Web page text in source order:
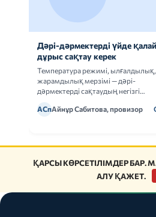
Дәрі-дәрмектерді үйде қалай
дұрыс сақтау керек
Температура режимі, ылғалдылық,
жарамдылық мерзімі — дәрі-
дәрмектерді сақтаудың негізгі
АСпАйнұр Сабитова, провизор
ҚАРСЫ КӨРСЕТІЛІМДЕР БАР.
АЛУ ҚАЖЕТ.